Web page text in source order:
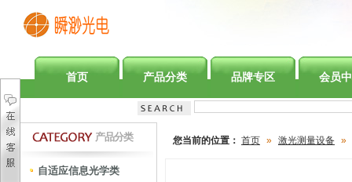
首页 产品分类 品牌专区 会员
产品分类
自适应信息光学类
您当前的位置： 首页 » 激光测量设备 »